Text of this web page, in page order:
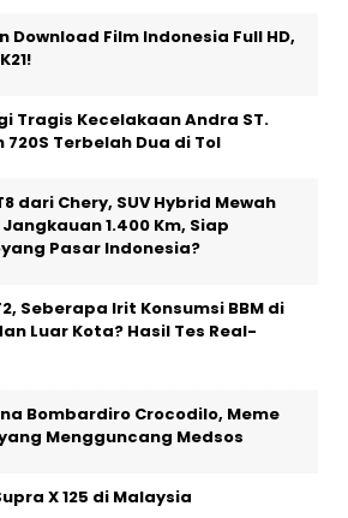
Download Film Indonesia Full HD,
Tragis Kecelakaan Andra ST.
720S Terbelah Dua di Tol
dari Chery, SUV Hybrid Mewah
1.400 Km, Siap
Pasar Indonesia?
Seberapa Irit Konsumsi BBM di
Luar Kota? Hasil Tes Real-
Bombardiro Crocodilo, Meme
Mengguncang Medsos
X 125 di Malaysia